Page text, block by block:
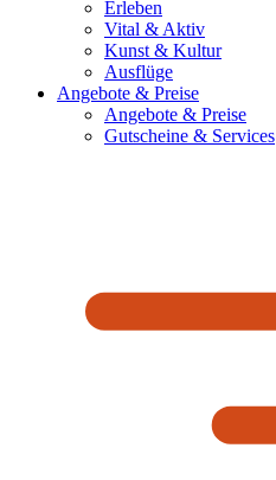
Erleben
Vital & Aktiv
Kunst & Kultur
Ausflüge
Angebote & Preise
Angebote & Preise
Gutscheine & Services